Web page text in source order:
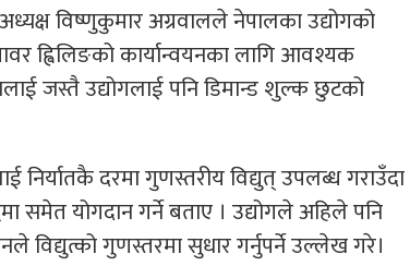
विष्णुकुमार अग्रवालले नेपालका उद्योगको
ह्विलिङको कार्यान्वयनका लागि आवश्यक
जस्तै उद्योगलाई पनि डिमान्ड शुल्क छुटको
निर्यातकै दरमा गुणस्तरीय विद्युत् उपलब्ध गराउँदा
समेत योगदान गर्ने बताए । उद्योगले अहिले पनि
विद्युत्को गुणस्तरमा सुधार गर्नुपर्ने उल्लेख गरे।